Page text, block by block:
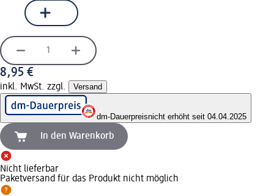
8,95 €
inkl. MwSt. zzgl. Versand
dm-Dauerpreisnicht erhöht seit 04.04.2025
In den Warenkorb
Nicht lieferbar
Paketversand für das Produkt nicht möglich